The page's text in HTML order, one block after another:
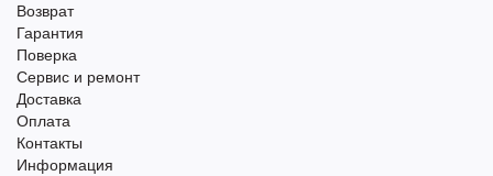
Возврат
Гарантия
Поверка
Сервис и ремонт
Доставка
Оплата
Контакты
Информация